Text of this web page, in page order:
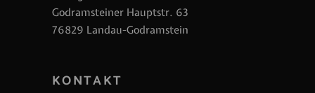
Godramsteiner Hauptstr. 63
76829 Landau-Godramstein
KONTAKT